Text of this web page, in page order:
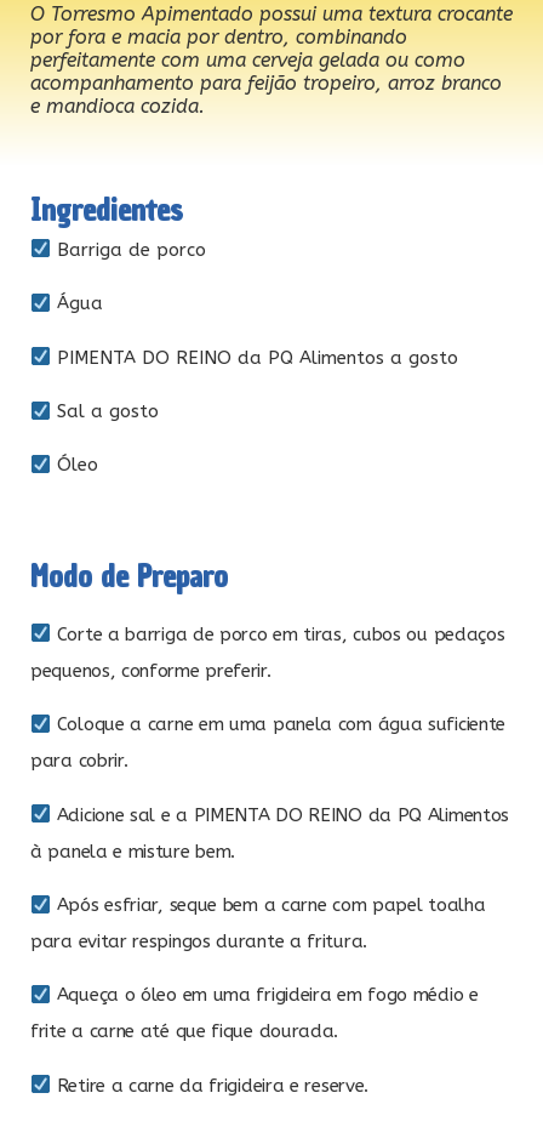
O Torresmo Apimentado possui uma textura crocante
por fora e macia por dentro, combinando
perfeitamente com uma cerveja gelada ou como
acompanhamento para feijão tropeiro, arroz branco
e mandioca cozida.
Ingredientes
Barriga de porco
Água
PIMENTA DO REINO da PQ Alimentos a gosto
Sal a gosto
Óleo
Modo de Preparo
Corte a barriga de porco em tiras, cubos ou pedaços
pequenos, conforme preferir.
Coloque a carne em uma panela com água suficiente
para cobrir.
Adicione sal e a PIMENTA DO REINO da PQ Alimentos
à panela e misture bem.
Após esfriar, seque bem a carne com papel toalha
para evitar respingos durante a fritura.
Aqueça o óleo em uma frigideira em fogo médio e
frite a carne até que fique dourada.
Retire a carne da frigideira e reserve.